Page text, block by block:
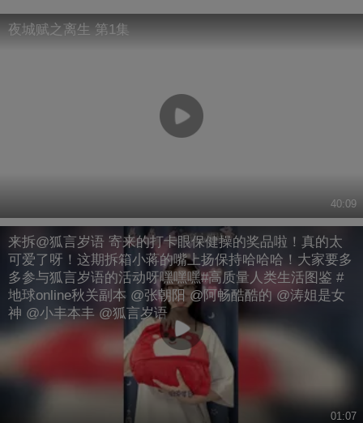
夜城赋之离生 第1集
40:09
来拆@狐言岁语 寄来的打卡眼保健操的奖品啦！真的太
可爱了呀！这期拆箱小蒋的嘴上扬保持哈哈哈！大家要多
多参与狐言岁语的活动呀嘿嘿嘿#高质量人类生活图鉴 #
地球online秋关副本 @张朝阳 @阿畅酷酷的 @涛姐是女
神 @小丰本丰 @狐言岁语
01:07